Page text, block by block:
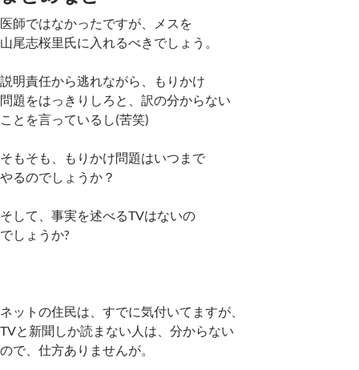
医師ではなかったですが、メスを
山尾志桜里氏に入れるべきでしょう。
説明責任から逃れながら、もりかけ
問題をはっきりしろと、訳の分からない
ことを言っているし(苦笑)
そもそも、もりかけ問題はいつまで
やるのでしょうか？
そして、事実を述べるTVはないの
でしょうか?
ネットの住民は、すでに気付いてますが、
TVと新聞しか読まない人は、分からない
ので、仕方ありませんが。